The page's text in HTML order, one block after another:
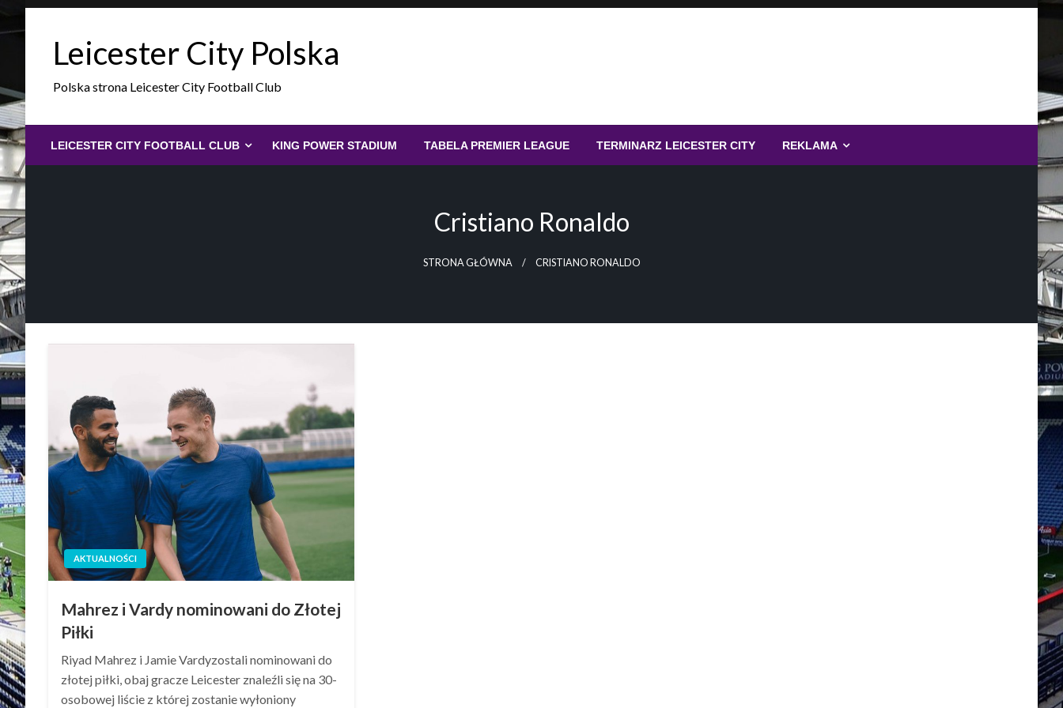
to
Leicester City Polska
Polska strona Leicester City Football Club
LEICESTER CITY FOOTBALL CLUB KING POWER STADIUM TABELA PREMIER LEAGUE TERMINARZ LEICESTER CITY REKLAMA
Cristiano Ronaldo
STRONA GŁÓWNA CRISTIANO RONALDO
AKTUALNOŚCI
Mahrez i Vardy nominowani do Złotej
Piłki
Riyad Mahrez i Jamie Vardyzostali nominowani do
złotej piłki, obaj gracze Leicester znaleźli się na 30-
osobowej liście z której zostanie wyłoniony